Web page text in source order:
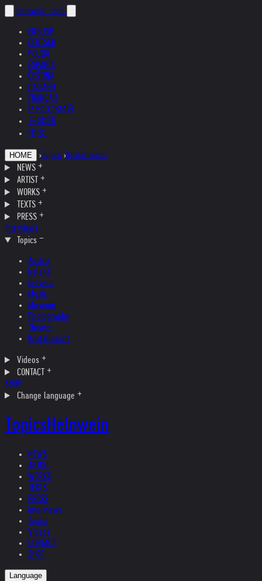
helnwein .com
ENGLISH
DEUTSCH
POLSKI
ESPAÑOL
ČEŠTINA
ITALIANO
FRANÇAIS
РУССКИЙ
日本語
中文
HOME › Topics ›Kristallnacht
NEWS
ARTIST
WORKS
TEXTS
PRESS
Interviews
Topics
Austria
Ireland
Helvetia
Music
Museum
Photography
Theater
Kristallnacht
Videos
CONTACT
SHOP
Change language
TopicsHelnwein
NEWS
ARTIST
WORKS
TEXTS
PRESS
Interviews
Topics
Videos
CONTACT
SHOP
Language